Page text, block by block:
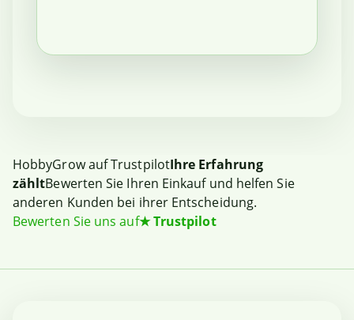
HobbyGrow auf TrustpilotIhre Erfahrung
zähltBewerten Sie Ihren Einkauf und helfen Sie
anderen Kunden bei ihrer Entscheidung.
Bewerten Sie uns auf★Trustpilot